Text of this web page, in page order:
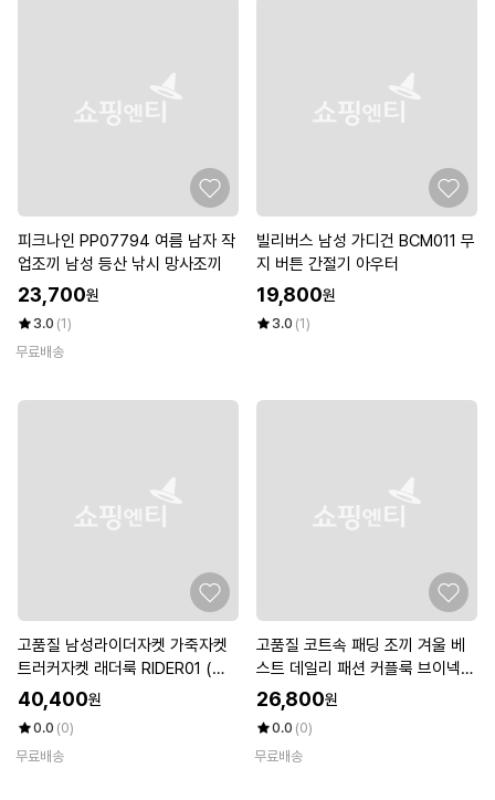
피크나인 PP07794 여름 남자 작
업조끼 남성 등산 낚시 망사조끼
23,700원
3.0 (1)
무료배송
빌리버스 남성 가디건 BCM011 무
지 버튼 간절기 아우터
19,800원
3.0 (1)
고품질 남성라이더자켓 가죽자켓
트러커자켓 래더룩 RIDER01 (W8
5A733)
40,400원
0.0 (0)
무료배송
고품질 코트속 패딩 조끼 겨울 베
스트 데일리 패션 커플룩 브이넥패
딩조끼 (W4D6A59)
26,800원
0.0 (0)
무료배송